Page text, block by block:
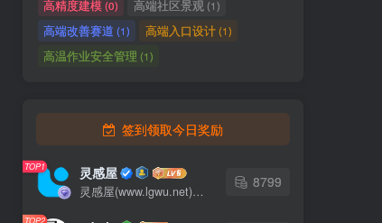
高精度建模(0) 高端社区景观 (1)
高端改善赛道 (1) 高端入口设计(1)
高温作业安全管理 (1)
签到领取今日奖励
TOP1 灵感屋
灵感屋(www.lgwu.net)尽可能为每一位设计师提供更全面、更精致、更具有创意感的设计素材。努力成为景观设计师展示实力和互相学习的优质网络资源发布平台。
8799